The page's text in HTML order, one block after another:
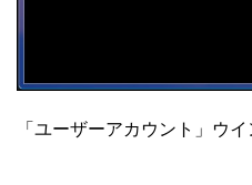
「ユーザーアカウント」ウ